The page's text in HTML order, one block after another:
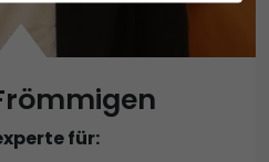
für: